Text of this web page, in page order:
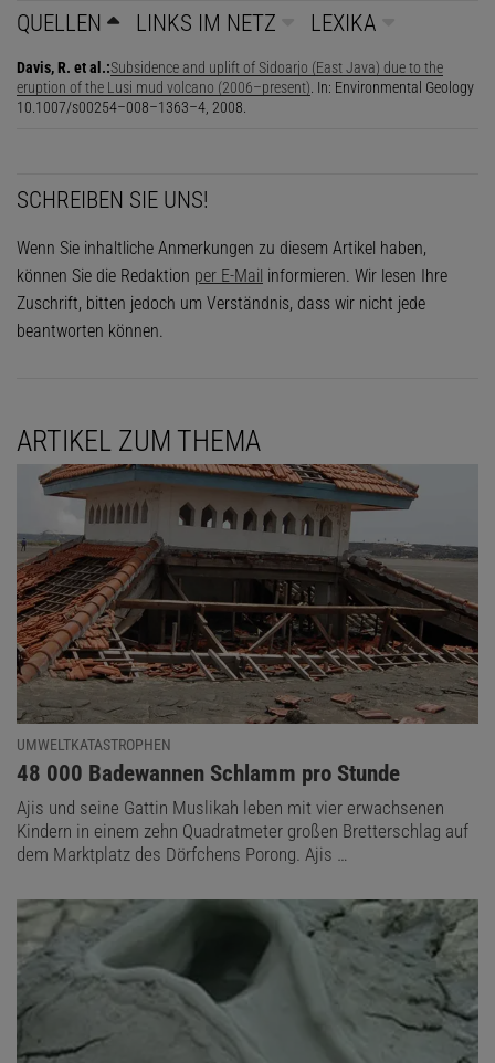
QUELLEN LINKS IM NETZ LEXIKA
Davis, R. et al.:Subsidence and uplift of Sidoarjo (East Java) due to the
eruption of the Lusi mud volcano (2006–present) . In: Environmental Geology
10.1007/s00254–008–1363–4, 2008.
SCHREIBEN SIE UNS!
Wenn Sie inhaltliche Anmerkungen zu diesem Artikel haben,
können Sie die Redaktion per E-Mail informieren. Wir lesen Ihre
Zuschrift, bitten jedoch um Verständnis, dass wir nicht jede
beantworten können.
ARTIKEL ZUM THEMA
UMWELTKATASTROPHEN
:
48 000 Badewannen Schlamm pro Stunde
Ajis und seine Gattin Muslikah leben mit vier erwachsenen
Kindern in einem zehn Quadratmeter großen Bretterschlag auf
dem Marktplatz des Dörfchens Porong. Ajis …